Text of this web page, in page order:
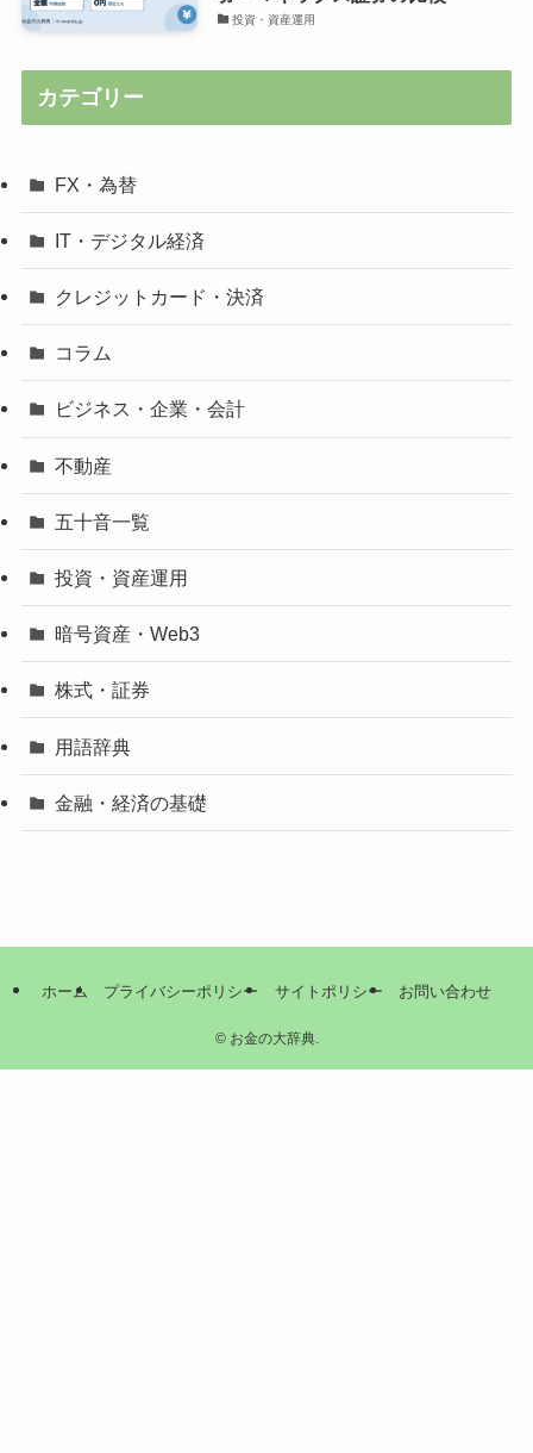
投資・資産運用
カテゴリー
FX・為替
IT・デジタル経済
クレジットカード・決済
コラム
ビジネス・企業・会計
不動産
五十音一覧
投資・資産運用
暗号資産・Web3
株式・証券
用語辞典
金融・経済の基礎
ホーム プライバシーポリシー サイトポリシー お問い合わせ
©お金の大辞典.